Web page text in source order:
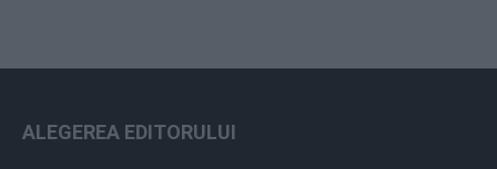
ALEGEREA EDITORULUI